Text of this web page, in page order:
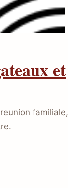
et
familiale,